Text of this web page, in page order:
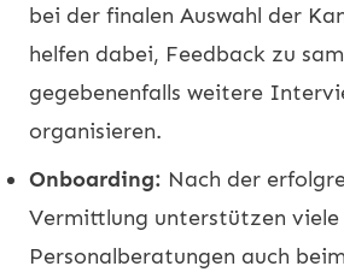
bei der finalen Auswahl der
helfen dabei, Feedback zu
gegebenenfalls weitere
organisieren.
Onboarding: Nach der
Vermittlung unterstützen viele
Personalberatungen auch